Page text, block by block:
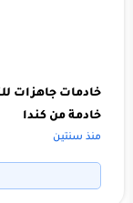
خادمة من كندا
منذ سنتين